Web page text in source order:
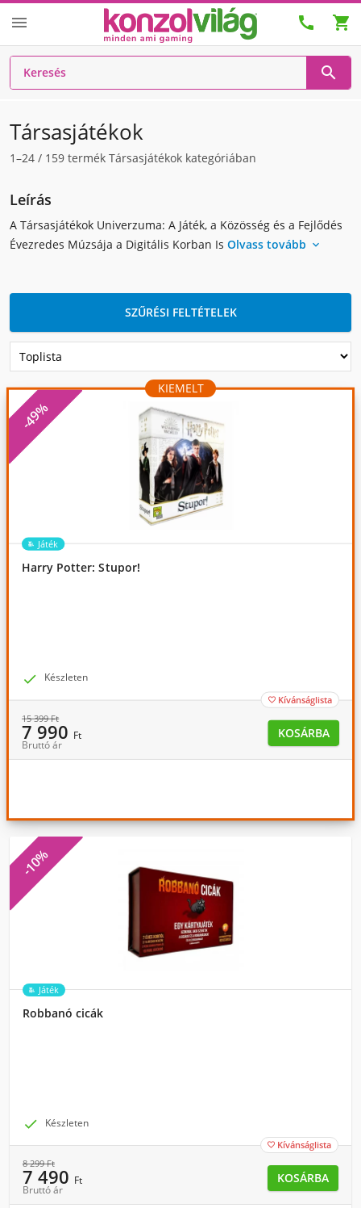
  

Társasjátékok
1–24 / 159 termék Társasjátékok kategóriában
Leírás
A Társasjátékok Univerzuma: A Játék, a Közösség és a Fejlődés
Évezredes Múzsája a Digitális Korban Is Olvass tovább 
SZŰRÉSI FELTÉTELEK
KIEMELT
-49%
Játék
Harry Potter: Stupor!
 Készleten
 Kívánságlista
15 399Ft
7 990 Ft
Bruttó ár
KOSÁRBA
-10%
Játék
Robbanó cicák
 Készleten
 Kívánságlista
8 299Ft
7 490 Ft
Bruttó ár
KOSÁRBA